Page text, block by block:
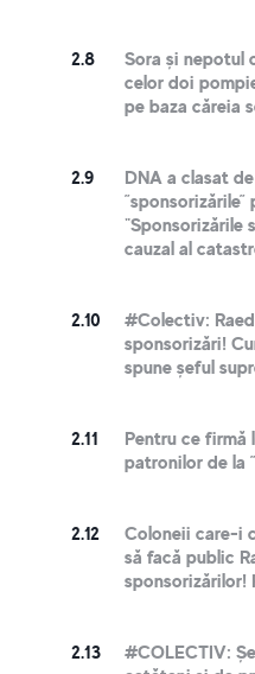
2.8
Sora și nepotul
celor doi
pe baza căreia
2.9
DNA a clasat
"Sponsorizările
cauzal al
2.10
#Colectiv:
sponsorizări!
spune șeful
2.11
Pentru ce firmă
patronilor de la
2.12
Coloneii care-i
să facă public
sponsorizărilor!
2.13
#COLECTIV: